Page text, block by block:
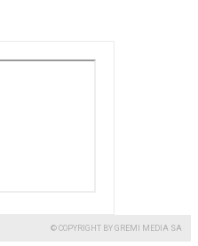
© COPYRIGHT BY GREMI MEDIA SA